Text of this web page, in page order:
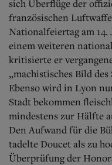
sich Überflüge der
französischen
Nationalfeiertag am
einem weiteren
kritisierte er
„machistisches Bild
Ebenso wird in Lyon
Stadt bekommen
mindestens zur Hälfte
Den Aufwand für die
tadelte Doucet als zu
Überprüfung der